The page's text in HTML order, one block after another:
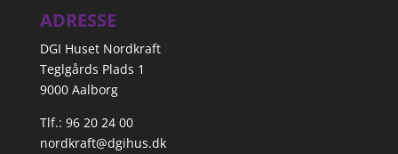
ADRESSE
DGI Huset Nordkraft
Teglgårds Plads 1
9000 Aalborg
Tlf.: 96 20 24 00
nordkraft@dgihus.dk